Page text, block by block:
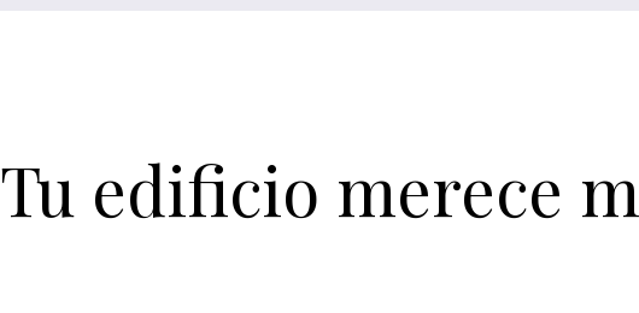
Tu edificio merece